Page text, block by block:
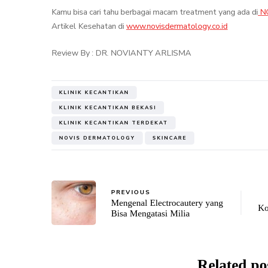
Kamu bisa cari tahu berbagai macam treatment yang ada di
Artikel Kesehatan di www.novisdermatology.co.id
Review By : DR. NOVIANTY ARLISMA
KLINIK KECANTIKAN
KLINIK KECANTIKAN BEKASI
KLINIK KECANTIKAN TERDEKAT
NOVIS DERMATOLOGY SKINCARE
PREVIOUS
Mengenal Electrocautery yang
Bisa Mengatasi Milia